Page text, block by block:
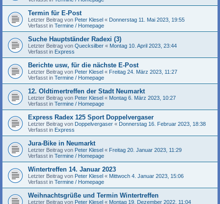
Termin für E-Post
Letzter Beitrag von Peter Klesel « Donnerstag 11. Mai 2023, 19:55
Verfasst in Termine / Homepage
Suche Hauptständer Radexi (3)
Letzter Beitrag von Quecksilber « Montag 10. April 2023, 23:44
Verfasst in Express
Berichte usw, für die nächste E-Post
Letzter Beitrag von Peter Klesel « Freitag 24. März 2023, 11:27
Verfasst in Termine / Homepage
12. Oldtimertreffen der Stadt Neumarkt
Letzter Beitrag von Peter Klesel « Montag 6. März 2023, 10:27
Verfasst in Termine / Homepage
Express Radex 125 Sport Doppelvergaser
Letzter Beitrag von Doppelvergaser « Donnerstag 16. Februar 2023, 18:38
Verfasst in Express
Jura-Bike in Neumarkt
Letzter Beitrag von Peter Klesel « Freitag 20. Januar 2023, 11:29
Verfasst in Termine / Homepage
Wintertreffen 14. Januar 2023
Letzter Beitrag von Peter Klesel « Mittwoch 4. Januar 2023, 15:06
Verfasst in Termine / Homepage
Weihnachtsgrüße und Termin Wintertreffen
Letzter Beitrag von Peter Klesel « Montag 19. Dezember 2022, 11:04